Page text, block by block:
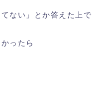
ない」とか答えた上で
ったら